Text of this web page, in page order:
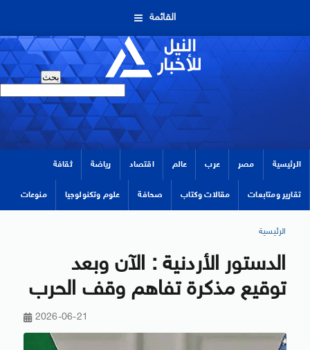
القائمة
الرئيسية مصر عرب عالم اقتصاد رياضة ثقافة
تقارير ومتابعات مقالات وكتاب صحافة علوم وتكنولوجيا منوعات
الرئيسية
الدستور الأردنية : الآن وبعد
توقيع مذكرة تفاهم وقف الحرب
2026-06-21